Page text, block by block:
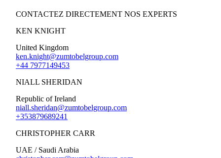
CONTACTEZ DIRECTEMENT NOS EXPERTS
KEN KNIGHT
United Kingdom‍
ken.knight@zumtobelgroup.com
+44 7977149453
NIALL SHERIDAN
Republic of Ireland
niall.sheridan@zumtobelgroup.com
+353879689241
CHRISTOPHER CARR
UAE / Saudi Arabia